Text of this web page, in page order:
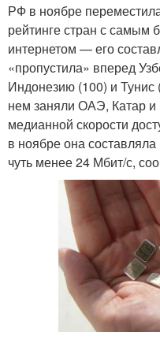
РФ в ноябре
рейтинге стран с
интернетом — его
«пропустила» вперед
Индонезию (100) и
нем заняли ОАЭ, Катар
медианной скорости
в ноябре она
чуть менее 24 Мбит/с,